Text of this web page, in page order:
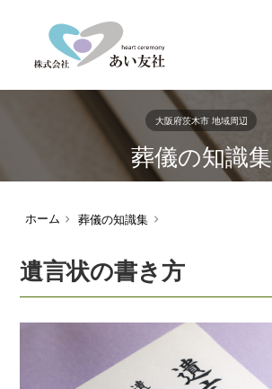
大阪府茨木市 地域周辺
葬儀の知識集
ホーム 葬儀の知識集
遺言状の書き方